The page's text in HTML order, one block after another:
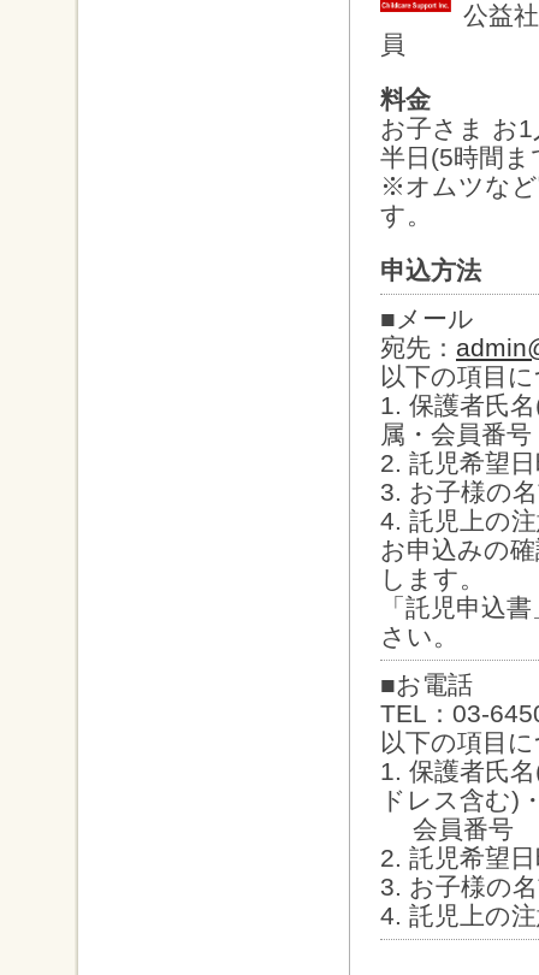
公益
員
料金
お子さま お
半日(5時間
※オムツなど
す。
申込方法
■メール
宛先：
以下の項目
1. 保護者氏
属・会員番号
2. 託児希望
3. お子様の
4. 託児上の
お申込みの
します。
「託児申込
さい。
■お電話
TEL：03-
以下の項目
1. 保護者氏
ドレス含む)
会員番号
2. 託児希望
3. お子様の
4. 託児上の